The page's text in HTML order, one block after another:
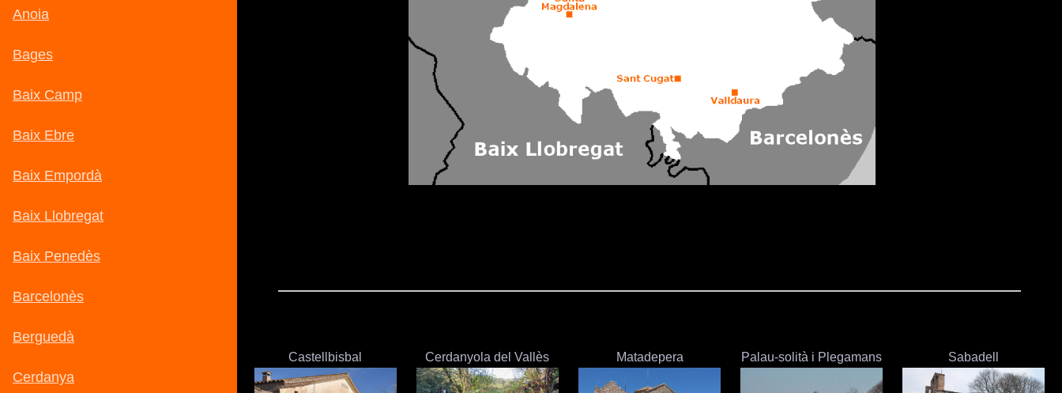
Castellbisbal Cerdanyola del Vallès Matadepera Palau-solità i Plegamans Sabadell